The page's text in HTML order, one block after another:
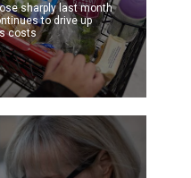
sharply last month
to drive up
costs